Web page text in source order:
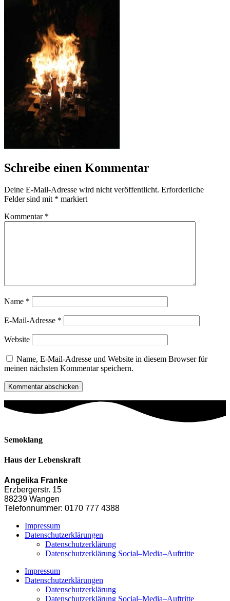
Schreibe einen Kommentar
Deine E-Mail-Adresse wird nicht veröffentlicht. Erforderliche
Felder sind mit * markiert
Kommentar *
Name *
E-Mail-Adresse *
Website
Name, E-Mail-Adresse und Website in diesem Browser für
meinen nächsten Kommentar speichern.
Semoklang
Haus der Lebenskraft
Angelika Franke
Erzbergerstr. 15
88239 Wangen
Telefonnummer: 0170 777 4388
Impressum
Datenschutzerklärungen
Datenschutzerklärung
Datenschutzerklärung Social–Media–Auftritte
Impressum
Datenschutzerklärungen
Datenschutzerklärung
Datenschutzerklärung Social–Media–Auftritte